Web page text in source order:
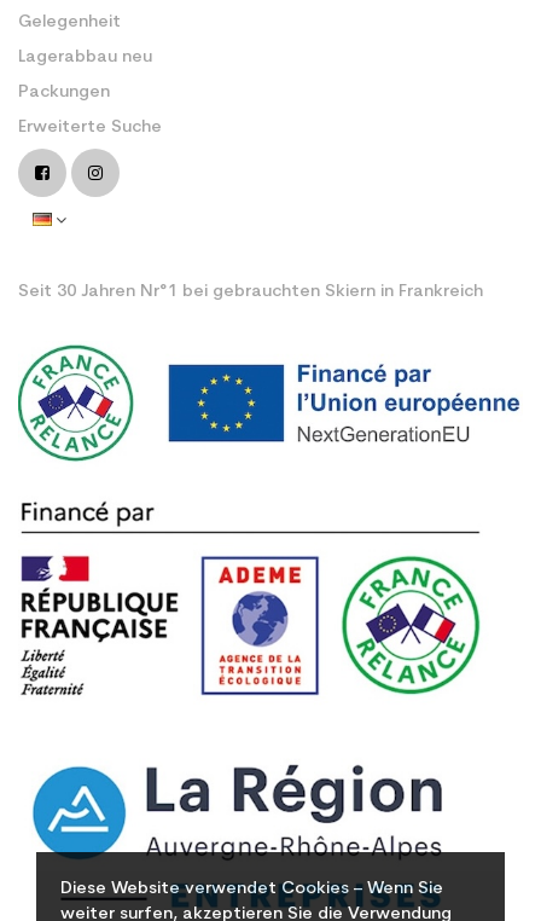
Diese Website verwendet Cookies – Wenn Sie
weiter surfen, akzeptieren Sie die Verwendung
Gelegenheit
Lagerabbau neu
Packungen
Erweiterte Suche
Seit 30 Jahren Nr°1 bei gebrauchten Skiern in Frankreich